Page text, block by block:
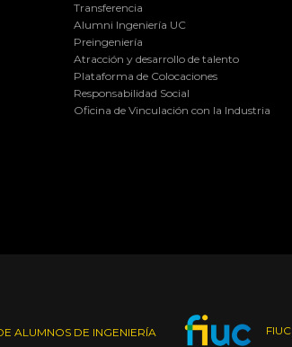
Transferencia
Alumni Ingeniería UC
Preingeniería
Atracción y desarrollo de talento
Plataforma de Colocaciones
Responsabilidad Social
Oficina de Vinculación con la Industria
ALUMNOS DE INGENIERÍA FIUC